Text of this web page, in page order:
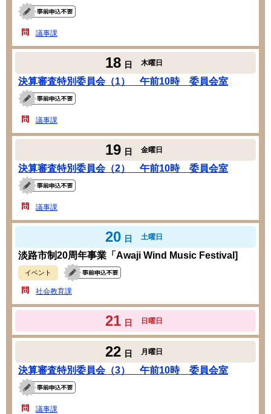
議事課
18 日 木曜日
決算審査特別委員会（1） 午前10時 委員会室
議事課
19 日 金曜日
決算審査特別委員会（2） 午前10時 委員会室
議事課
20 日 土曜日
淡路市制20周年事業「Awaji Wind Music Festival]
イベント
社会教育課
21 日 日曜日
22 日 月曜日
決算審査特別委員会（3） 午前10時 委員会室
議事課